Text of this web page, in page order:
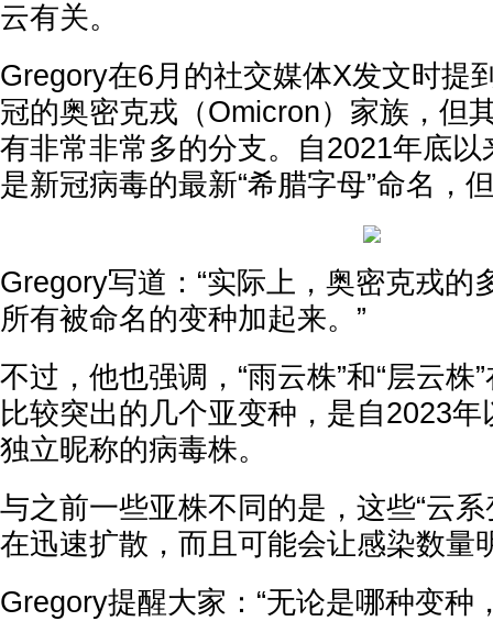
云有关。
Gregory在6月的社交媒体X发文时提
冠的奥密克戎（Omicron）家族，但
有非常非常多的分支。自2021年底
是新冠病毒的最新“希腊字母”命名，
Gregory写道：“实际上，奥密克戎的
所有被命名的变种加起来。”
不过，他也强调，“雨云株”和“层云株
比较突出的几个亚变种，是自2023
独立昵称的病毒株。
与之前一些亚株不同的是，这些“云
在迅速扩散，而且可能会让感染数量
Gregory提醒大家：“无论是哪种变种